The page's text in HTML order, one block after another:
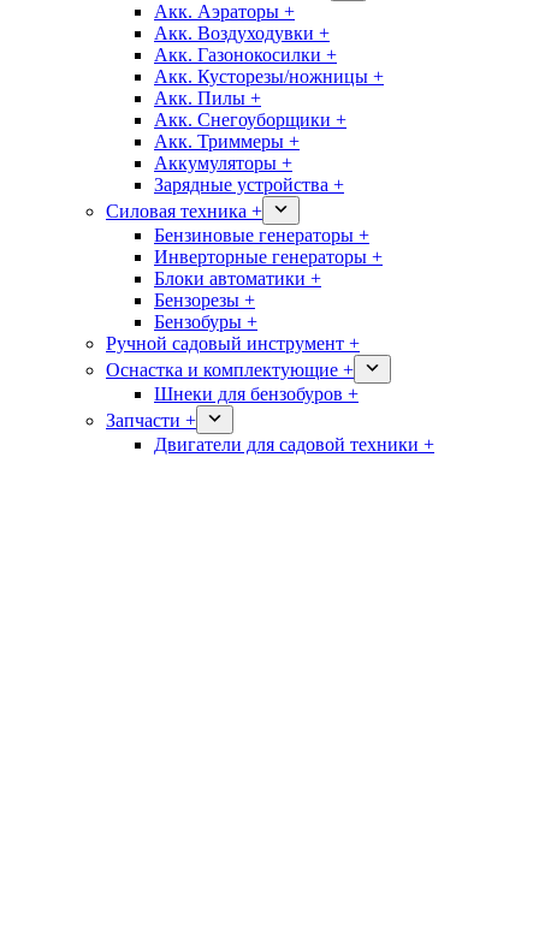
Акк. Аэраторы +
Акк. Воздуходувки +
Акк. Газонокосилки +
Акк. Кусторезы/ножницы +
Акк. Пилы +
Акк. Снегоуборщики +
Акк. Триммеры +
Аккумуляторы +
Зарядные устройства +
Силовая техника +
Бензиновые генераторы +
Инверторные генераторы +
Блоки автоматики +
Бензорезы +
Бензобуры +
Ручной садовый инструмент +
Оснастка и комплектующие +
Шнеки для бензобуров +
Запчасти +
Двигатели для садовой техники +